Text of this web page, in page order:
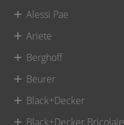
Alessi Pae
Ariete
Berghoff
Beurer
Black+Decker
Black+Decker Bricolaje